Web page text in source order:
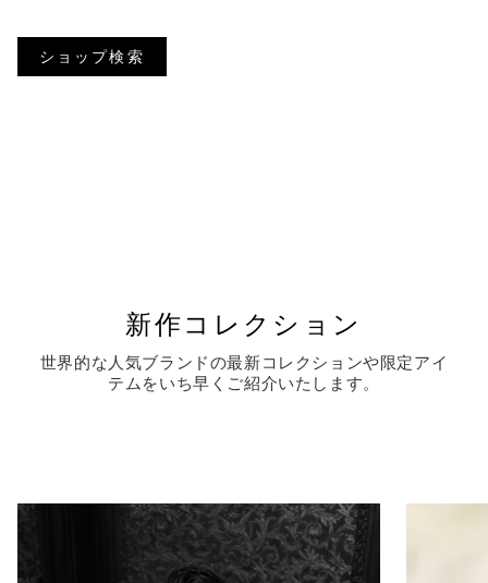
ショップ検索
新作コレクション
世界的な人気ブランドの最新コレクションや限定アイ
テムをいち早くご紹介いたします。